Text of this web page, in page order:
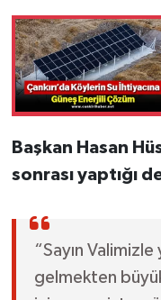
Başkan Hasan
sonrası yaptığı
“Sayın
gelmekten